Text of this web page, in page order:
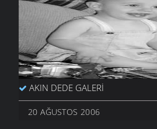
AKIN DEDE GALERI
20 AĞUSTOS 2006